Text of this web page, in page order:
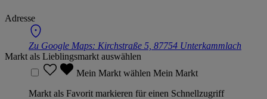
Adresse
Zu Google Maps: Kirchstraße 5, 87754 Unterkammlach
Markt als Lieblingsmarkt auswählen
Mein Markt wählen Mein Markt
Markt als Favorit markieren für einen Schnellzugriff